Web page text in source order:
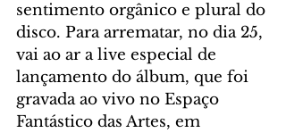
sentimento orgânico e plural do
disco. Para arrematar, no dia 25,
vai ao ar a live especial de
lançamento do álbum, que foi
gravada ao vivo no Espaço
Fantástico das Artes, em